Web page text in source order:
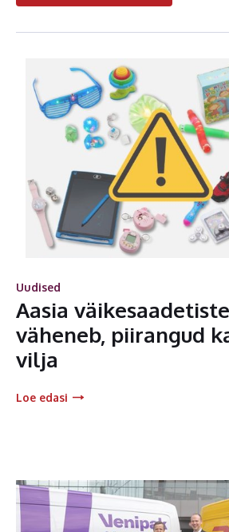
Uudised
Aasia
väheneb, piirangud
vilja
Loe edasi